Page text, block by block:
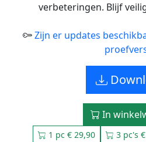
verbeteringen. Blijf
Zijn er updates
In
1 pc € 29,90 3 pc's